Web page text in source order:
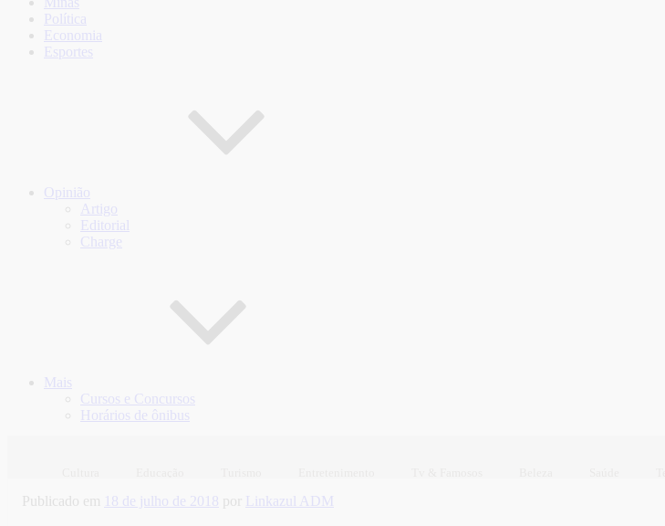
Política
Economia
Esportes
Opinião
Artigo
Editorial
Charge
Mais
Cursos e Concursos
Horários de ônibus
Publicado em 18 de julho de 2018 por Linkazul ADM